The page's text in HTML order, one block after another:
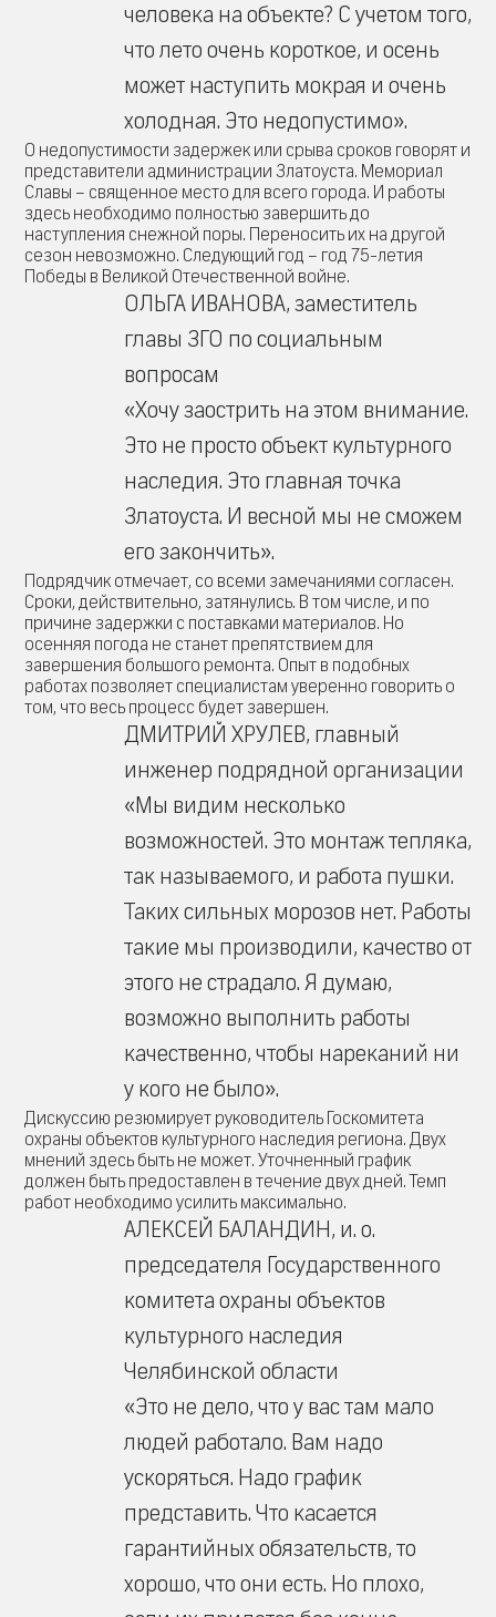
человека на объекте? С учетом того,
что лето очень короткое, и осень
может наступить мокрая и очень
холодная. Это недопустимо».
О недопустимости задержек или срыва сроков говорят и
представители администрации Златоуста. Мемориал
Славы – священное место для всего города. И работы
здесь необходимо полностью завершить до
наступления снежной поры. Переносить их на другой
сезон невозможно. Следующий год – год 75-летия
Победы в Великой Отечественной войне.
ОЛЬГА ИВАНОВА, заместитель
главы ЗГО по социальным
вопросам
«Хочу заострить на этом внимание.
Это не просто объект культурного
наследия. Это главная точка
Златоуста. И весной мы не сможем
его закончить».
Подрядчик отмечает, со всеми замечаниями согласен.
Сроки, действительно, затянулись. В том числе, и по
причине задержки с поставками материалов. Но
осенняя погода не станет препятствием для
завершения большого ремонта. Опыт в подобных
работах позволяет специалистам уверенно говорить о
том, что весь процесс будет завершен.
ДМИТРИЙ ХРУЛЕВ, главный
инженер подрядной организации
«Мы видим несколько
возможностей. Это монтаж тепляка,
так называемого, и работа пушки.
Таких сильных морозов нет. Работы
такие мы производили, качество от
этого не страдало. Я думаю,
возможно выполнить работы
качественно, чтобы нареканий ни
у кого не было».
Дискуссию резюмирует руководитель Госкомитета
охраны объектов культурного наследия региона. Двух
мнений здесь быть не может. Уточненный график
должен быть предоставлен в течение двух дней. Темп
работ необходимо усилить максимально.
АЛЕКСЕЙ БАЛАНДИН, и. о.
председателя Государственного
комитета охраны объектов
культурного наследия
Челябинской области
«Это не дело, что у вас там мало
людей работало. Вам надо
ускоряться. Надо график
представить. Что касается
гарантийных обязательств, то
хорошо, что они есть. Но плохо,